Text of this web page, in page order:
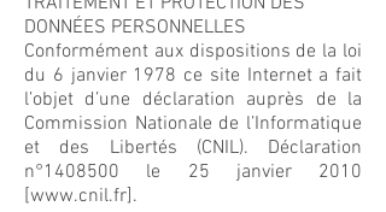
DONNÉES PERSONNELLES
Conformément aux dispositions de la loi
du 6 janvier 1978 ce site Internet a fait
l’objet d’une déclaration auprès de la
Commission Nationale de l’Informatique
et des Libertés (CNIL). Déclaration
n°1408500 le 25 janvier 2010
[www.cnil.fr].